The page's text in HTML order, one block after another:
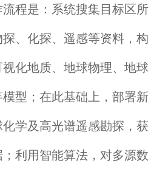
程是：系统搜集目标区所
、化探、遥感等资料，构
化地质、地球物理、地球
型；在此基础上，部署新
学及高光谱遥感勘探，获
利用智能算法，对多源数